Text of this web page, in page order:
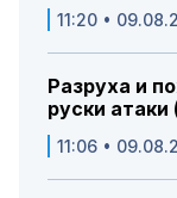
11:20 •
Разруха и
руски
11:06 •